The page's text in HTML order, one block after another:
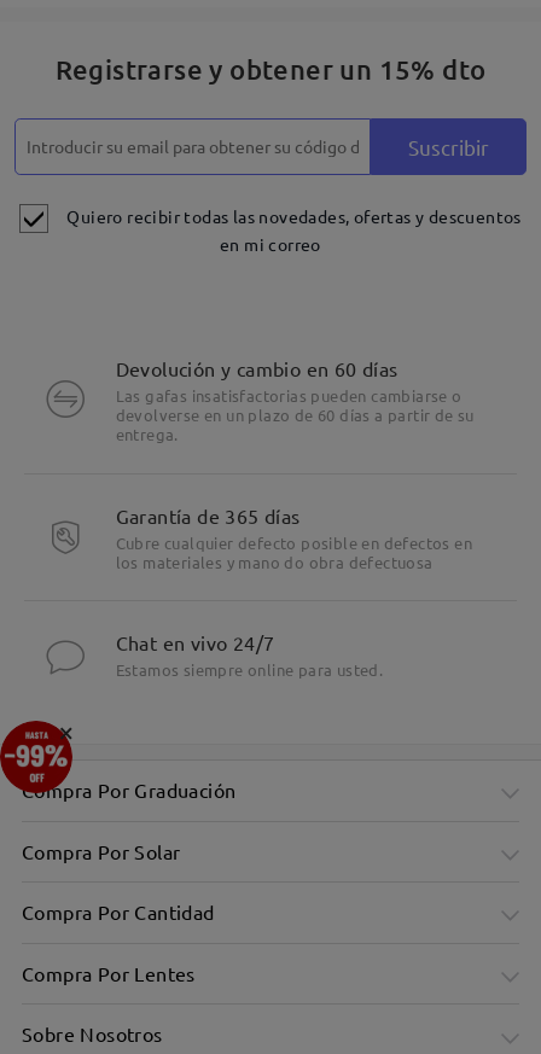
Registrarse y obtener un 15% dto
Suscribir
Quiero recibir todas las novedades, ofertas y descuentos
en mi correo
Devolución y cambio en 60 días
Las gafas insatisfactorias pueden cambiarse o
devolverse en un plazo de 60 días a partir de su
entrega.
Garantía de 365 días
Cubre cualquier defecto posible en defectos en
los materiales y mano do obra defectuosa
Chat en vivo 24/7
Estamos siempre online para usted.
Compra Por Graduación
Compra Por Solar
Compra Por Cantidad
Compra Por Lentes
Sobre Nosotros
×